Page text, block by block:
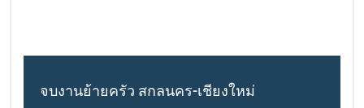
จบงานย้ายครัว สกลนคร-เชียงใหม่